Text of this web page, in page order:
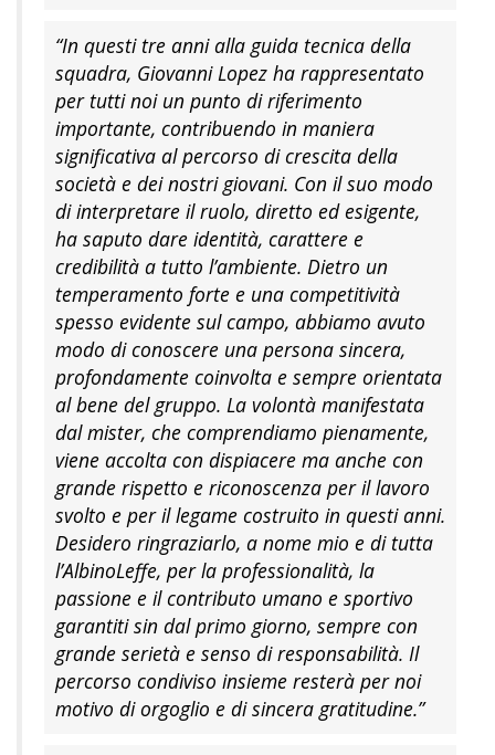
“In questi tre anni alla guida tecnica della
squadra, Giovanni Lopez ha rappresentato
per tutti noi un punto di riferimento
importante, contribuendo in maniera
significativa al percorso di crescita della
società e dei nostri giovani. Con il suo modo
di interpretare il ruolo, diretto ed esigente,
ha saputo dare identità, carattere e
credibilità a tutto l’ambiente. Dietro un
temperamento forte e una competitività
spesso evidente sul campo, abbiamo avuto
modo di conoscere una persona sincera,
profondamente coinvolta e sempre orientata
al bene del gruppo. La volontà manifestata
dal mister, che comprendiamo pienamente,
viene accolta con dispiacere ma anche con
grande rispetto e riconoscenza per il lavoro
svolto e per il legame costruito in questi anni.
Desidero ringraziarlo, a nome mio e di tutta
l’AlbinoLeffe, per la professionalità, la
passione e il contributo umano e sportivo
garantiti sin dal primo giorno, sempre con
grande serietà e senso di responsabilità. Il
percorso condiviso insieme resterà per noi
motivo di orgoglio e di sincera gratitudine.”